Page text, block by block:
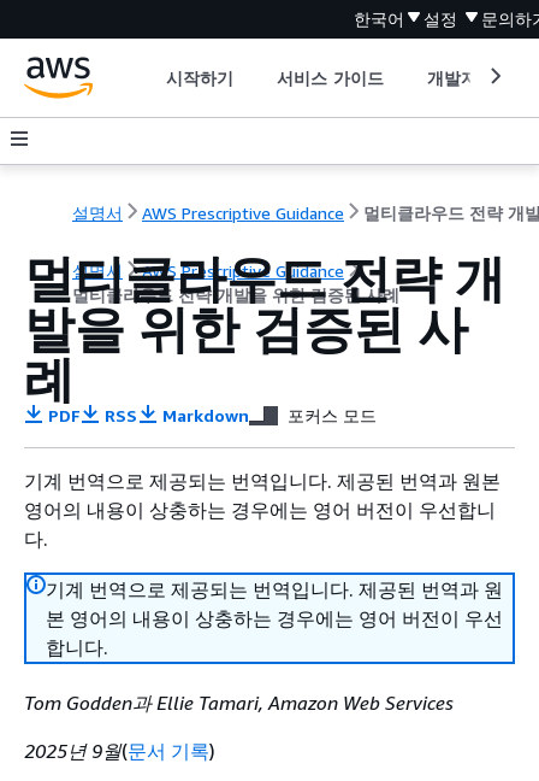
한국어 설정 문의하
시작하기 서비스 가이드 개발자 도구
설명서 AWS Prescriptive Guidance
설명서
AWS Prescriptive Guidance
멀티클라우드 전략 개발을 위한 검증된 사례
멀티클라우드 전략 개
발을 위한 검증된 사
례
PDF RSS Markdown 포커스 모드
기계 번역으로 제공되는 번역입니다. 제공된 번역과 원본
영어의 내용이 상충하는 경우에는 영어 버전이 우선합니
다.
기계 번역으로 제공되는 번역입니다. 제공된 번역과 원
본 영어의 내용이 상충하는 경우에는 영어 버전이 우선
합니다.
Tom Godden과 Ellie Tamari, Amazon Web Services
2025년 9월(문서 기록)